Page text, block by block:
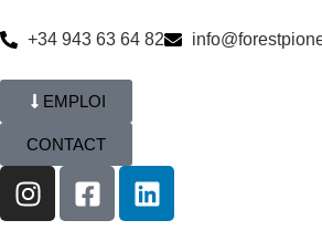
+34 943 63 64 82
EMPLOI
CONTACT